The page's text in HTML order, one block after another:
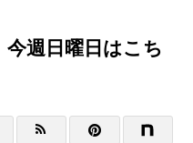
今週日曜日はこち